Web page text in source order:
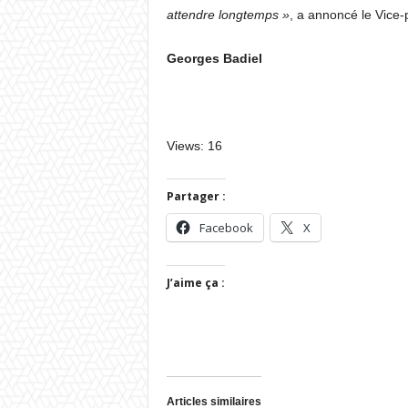
attendre longtemps », a annoncé le Vice-
Georges Badiel
Views: 16
Partager :
Facebook X
J’aime ça :
Articles similaires